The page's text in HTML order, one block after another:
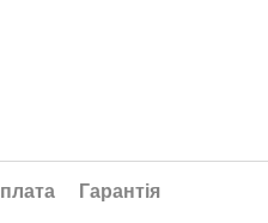
Гарантія